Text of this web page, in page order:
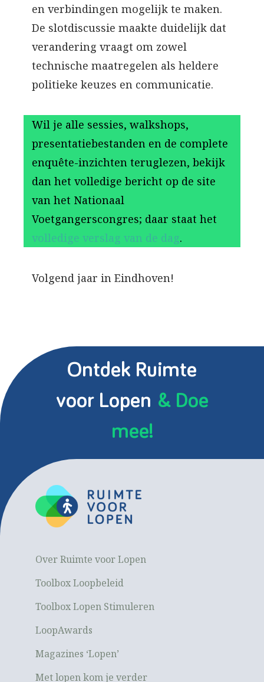
en verbindingen mogelijk te maken.
De slotdiscussie maakte duidelijk dat
verandering vraagt om zowel
technische maatregelen als heldere
politieke keuzes en communicatie.
Wil je alle sessies, walkshops,
presentatiebestanden en de complete
enquête-inzichten teruglezen, bekijk
dan het volledige bericht op de site
van het Nationaal
Voetgangerscongres; daar staat het
volledige verslag van de dag.
Volgend jaar in Eindhoven!
Ontdek Ruimte
voor Lopen & Doe
mee!
Over Ruimte voor Lopen
Toolbox Loopbeleid
Toolbox Lopen Stimuleren
LoopAwards
Magazines ‘Lopen’
Met lopen kom je verder